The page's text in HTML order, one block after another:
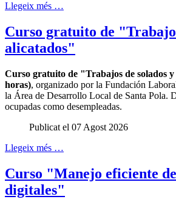
Llegeix més …
Curso gratuito de
alicatados"
Curso gratuito de "Trabajos de solados
horas), organizado por la Fundación
la Área de Desarrollo Local de Santa Pola.
ocupadas como desempleadas.
Publicat el 07 Agost 2026
Llegeix més …
Curso "Manejo eficiente
digitales"